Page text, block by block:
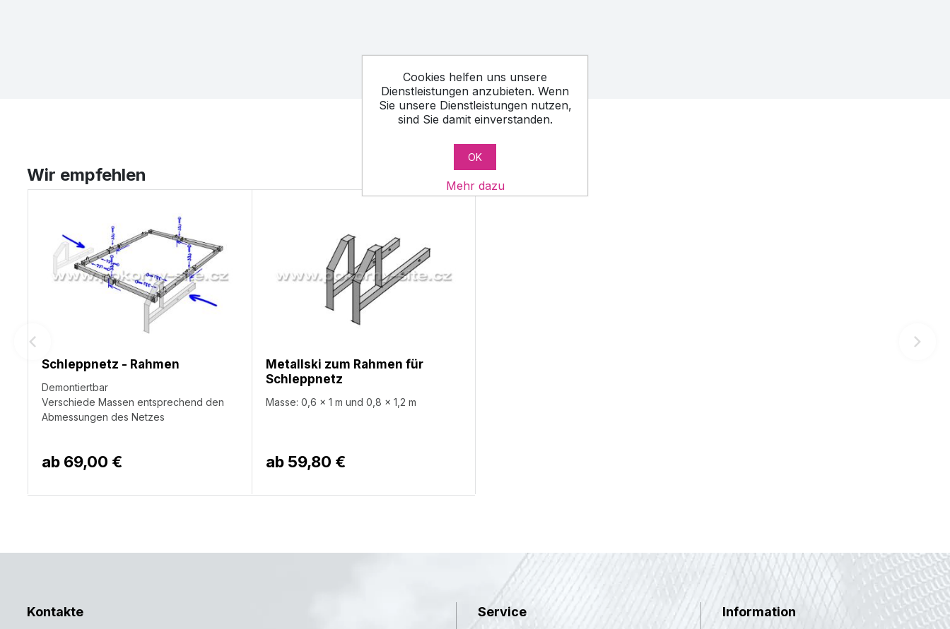
Cookies helfen uns unsere
Dienstleistungen anzubieten. Wenn
Sie unsere Dienstleistungen nutzen,
sind Sie damit einverstanden.
OK
Mehr dazu
Wir empfehlen
Schleppnetz - Rahmen
Demontiertbar
Verschiede Massen entsprechend den
Abmessungen des Netzes
ab 69,00 €
Metallski zum Rahmen für
Schleppnetz
Masse: 0,6 x 1 m und 0,8 x 1,2 m
ab 59,80 €
Kontakte Service Information